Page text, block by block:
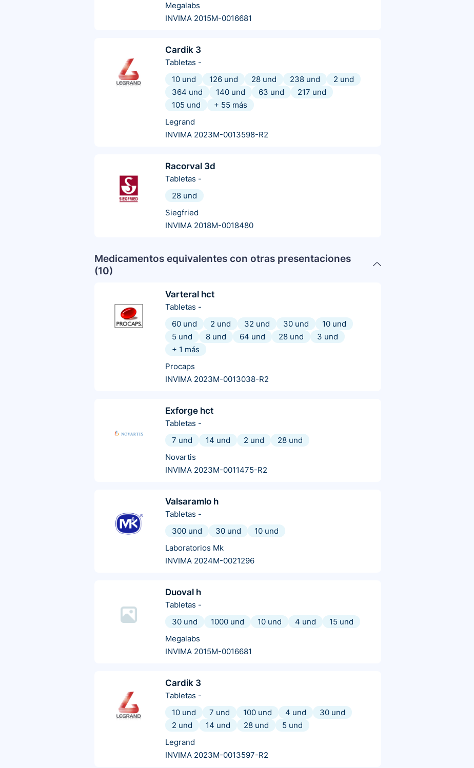
Megalabs
INVIMA 2015M-0016681
Cardik 3
Tabletas -
10 und
126 und 28 und 238 und
2 und
364 und
140 und 63 und
217 und
105 und
+ 55 más
Legrand
INVIMA 2023M-0013598-R2
Racorval 3d
Tabletas -
28 und
Siegfried
INVIMA 2018M-0018480
Medicamentos equivalentes con otras presentaciones
(10)
Varteral hct
Tabletas -
60 und
2 und 32 und 30 und
10 und
5 und
8 und 64 und 28 und
3 und
+ 1 más
Procaps
INVIMA 2023M-0013038-R2
Exforge hct
Tabletas -
7 und
14 und 2 und
28 und
Novartis
INVIMA 2023M-0011475-R2
Valsaramlo h
Tabletas -
300 und
30 und
10 und
Laboratorios Mk
INVIMA 2024M-0021296
Duoval h
Tabletas -
30 und
1000 und 10 und 4 und
15 und
Megalabs
INVIMA 2015M-0016681
Cardik 3
Tabletas -
10 und
7 und 100 und 4 und
30 und
2 und
14 und 28 und
5 und
Legrand
INVIMA 2023M-0013597-R2